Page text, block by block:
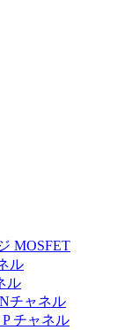
MOSFET
ル
ル
チャネル
チャネル